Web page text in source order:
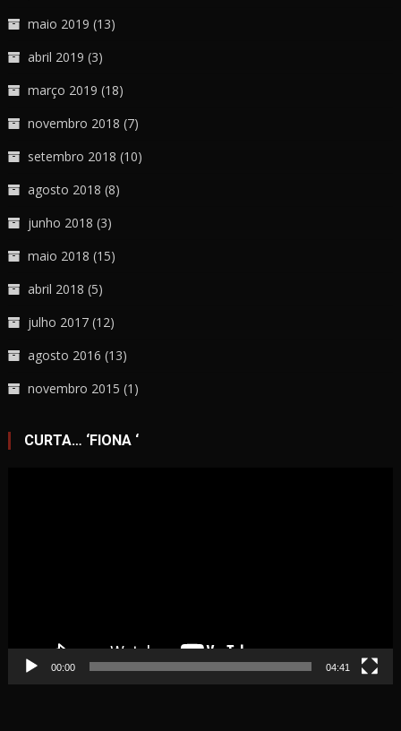
maio 2019 (13)
abril 2019 (3)
março 2019 (18)
novembro 2018 (7)
setembro 2018 (10)
agosto 2018 (8)
junho 2018 (3)
maio 2018 (15)
abril 2018 (5)
julho 2017 (12)
agosto 2016 (13)
novembro 2015 (1)
CURTA… ‘FIONA ‘
00:00 04:41